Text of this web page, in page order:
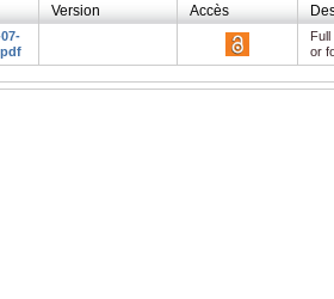
Version Accès
or